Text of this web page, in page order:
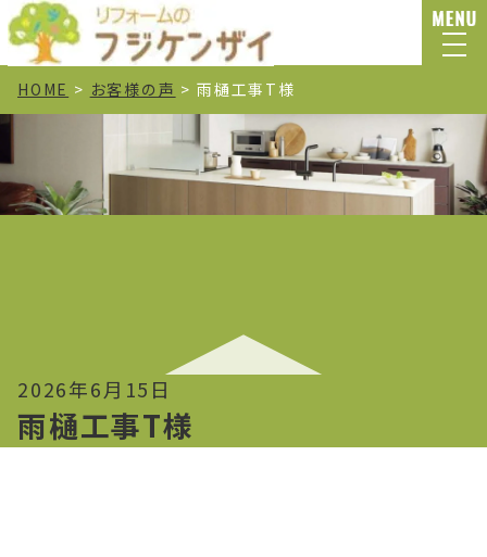
HOME > お客様の声 >雨樋工事T様
2026年6月15日
雨樋工事T様